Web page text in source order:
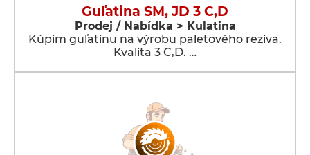
Guľatina SM, JD 3 C,D
Prodej / Nabídka > Kulatina
Kúpim guľatinu na výrobu paletového reziva.
Kvalita 3 C,D. …